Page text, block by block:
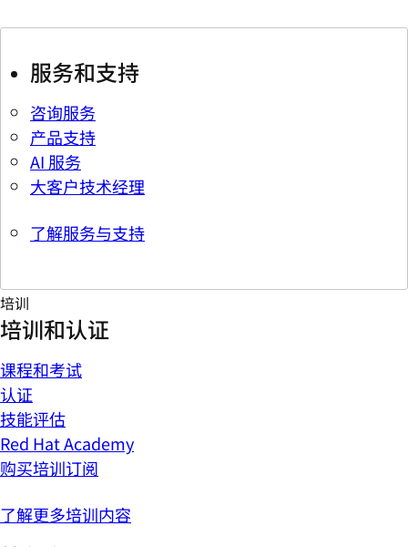
服务和支持
咨询服务
产品支持
AI 服务
大客户技术经理
了解服务与支持
培训
培训和认证
课程和考试
认证
技能评估
Red Hat Academy
购买培训订阅
了解更多培训内容